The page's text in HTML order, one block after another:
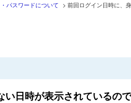
パスワードについて > 前回ログイン日時に、
日時が表示されているの